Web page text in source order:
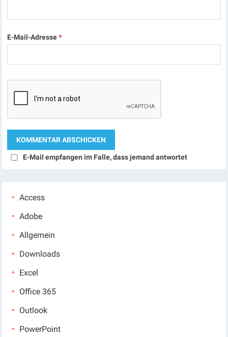
E-Mail-Adresse*
E-Mail empfangen im Falle, dass jemand antwortet
Access
Adobe
Allgemein
Downloads
Excel
Office 365
Outlook
PowerPoint